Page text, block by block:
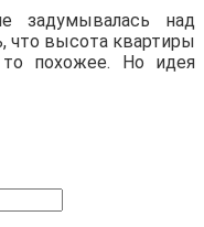
задумывалась над
что высота квартиры
похожее. Но идея